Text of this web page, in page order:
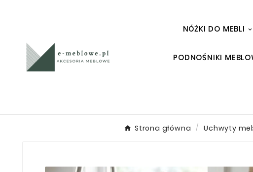
NÓŻKI DO MEBLI
PODNOŚNIKI
Strona główna Uchwyty